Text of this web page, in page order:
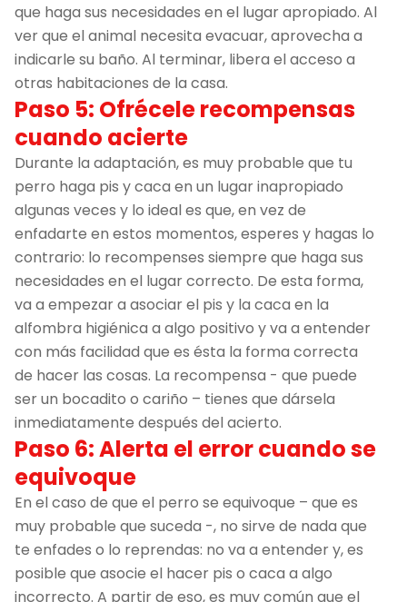
que haga sus necesidades en el lugar apropiado. Al
ver que el animal necesita evacuar, aprovecha a
indicarle su baño. Al terminar, libera el acceso a
otras habitaciones de la casa.
Paso 5: Ofrécele recompensas
cuando acierte
Durante la adaptación, es muy probable que tu
perro haga pis y caca en un lugar inapropiado
algunas veces y lo ideal es que, en vez de
enfadarte en estos momentos, esperes y hagas lo
contrario: lo recompenses siempre que haga sus
necesidades en el lugar correcto. De esta forma,
va a empezar a asociar el pis y la caca en la
alfombra higiénica a algo positivo y va a entender
con más facilidad que es ésta la forma correcta
de hacer las cosas. La recompensa - que puede
ser un bocadito o cariño – tienes que dársela
inmediatamente después del acierto.
Paso 6: Alerta el error cuando se
equivoque
En el caso de que el perro se equivoque – que es
muy probable que suceda -, no sirve de nada que
te enfades o lo reprendas: no va a entender y, es
posible que asocie el hacer pis o caca a algo
incorrecto. A partir de eso, es muy común que el